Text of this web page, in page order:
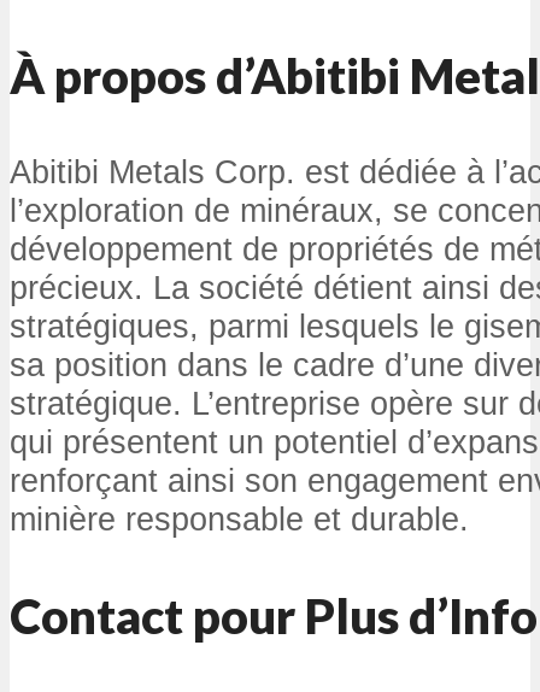
À propos d’Abitibi
Abitibi Metals Corp. est dédiée à
l’exploration de minéraux, se
développement de propriétés de
précieux. La société détient ainsi
stratégiques, parmi lesquels le
sa position dans le cadre d’une
stratégique. L’entreprise opère sur
qui présentent un potentiel
renforçant ainsi son engagement
minière responsable et durable.
Contact pour Plus